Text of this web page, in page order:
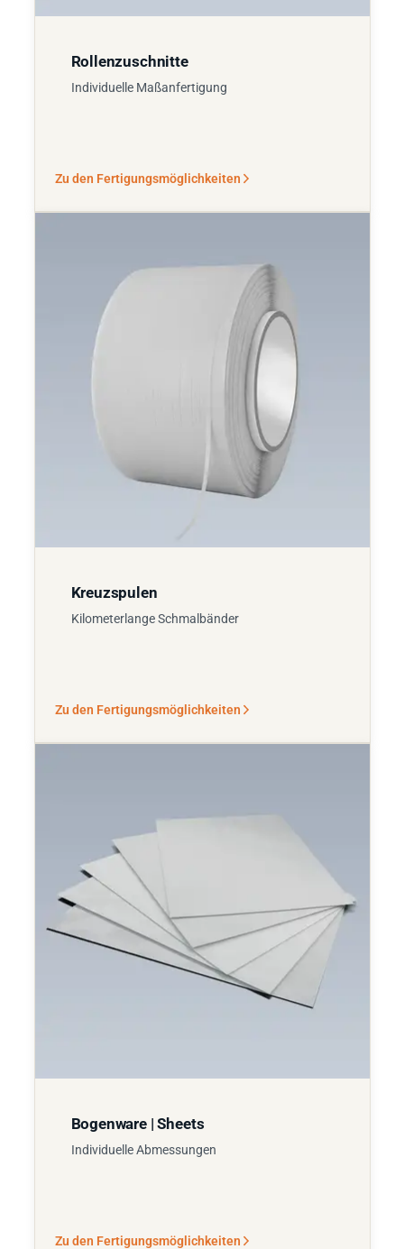
Rollenzuschnitte
Individuelle Maßanfertigung
Zu den Fertigungsmöglichkeiten
Kreuzspulen
Kilometerlange Schmalbänder
Zu den Fertigungsmöglichkeiten
Bogenware | Sheets
Individuelle Abmessungen
Zu den Fertigungsmöglichkeiten